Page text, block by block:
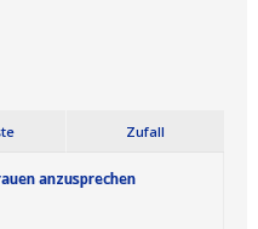
Zufall
anzusprechen